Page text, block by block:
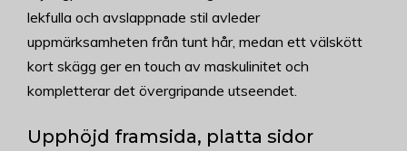
lekfulla och avslappnade stil avleder
uppmärksamheten från tunt hår, medan ett välskött
kort skägg ger en touch av maskulinitet och
kompletterar det övergripande utseendet.
Upphöjd framsida, platta sidor